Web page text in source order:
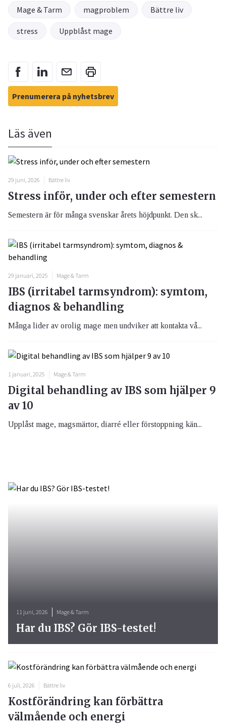
Mage & Tarm magproblem Bättre liv
stress Uppblåst mage
Prenumerera på nyhetsbrev
Läs även
29 juni, 2026 Bättre liv
Stress inför, under och efter semestern
Semestern är för många svenskar årets höjdpunkt. Den sk...
29 januari, 2025 Mage & Tarm
IBS (irritabel tarmsyndrom): symtom,
diagnos & behandling
Många lider av orolig mage men undviker att kontakta vå...
1 januari, 2025 Mage & Tarm
Digital behandling av IBS som hjälper 9
av 10
Upplåst mage, magsmärtor, diarré eller förstoppning kän...
6 juli, 2026 Bättre liv
Kostförändring kan förbättra
välmående och energi
11 juni, 2026 Mage & Tarm
Har du IBS? Gör IBS-testet!